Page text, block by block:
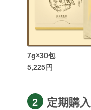
7g×30包
5,225円
2 定期購入